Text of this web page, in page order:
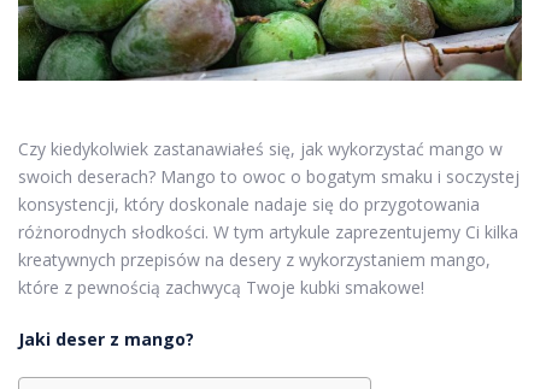
Czy kiedykolwiek zastanawiałeś się, jak wykorzystać mango w
swoich deserach? Mango to owoc o bogatym smaku i soczystej
konsystencji, który doskonale nadaje się do przygotowania
różnorodnych słodkości. W tym artykule zaprezentujemy Ci kilka
kreatywnych przepisów na desery z wykorzystaniem mango,
które z pewnością zachwycą Twoje kubki smakowe!
Jaki deser z mango?